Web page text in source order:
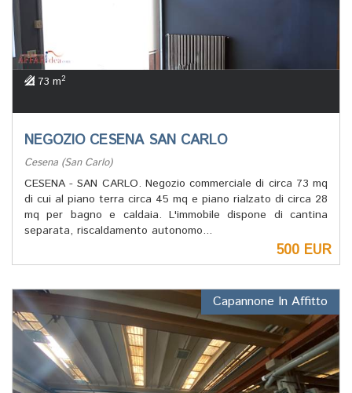
73 m2
NEGOZIO CESENA SAN CARLO
Cesena (San Carlo)
CESENA - SAN CARLO. Negozio commerciale di circa 73 mq
di cui al piano terra circa 45 mq e piano rialzato di circa 28
mq per bagno e caldaia. L'immobile dispone di cantina
separata, riscaldamento autonomo...
500 EUR
Capannone In Affitto